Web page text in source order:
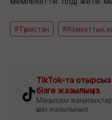
#Түркістан #Азаматтық
TikTok-та
бізге жазылыңыз.
Маңызды
үшін жазылыңыз.